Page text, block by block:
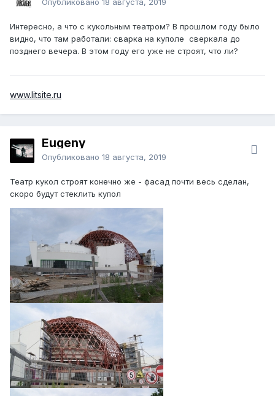
Интересно, а что с кукольным театром? В прошлом году было
видно, что там работали: сварка на куполе сверкала до
позднего вечера. В этом году его уже не строят, что ли?
www.litsite.ru
Eugeny
Опубликовано 18 августа, 2019
Театр кукол строят конечно же - фасад почти весь сделан,
скоро будут стеклить купол